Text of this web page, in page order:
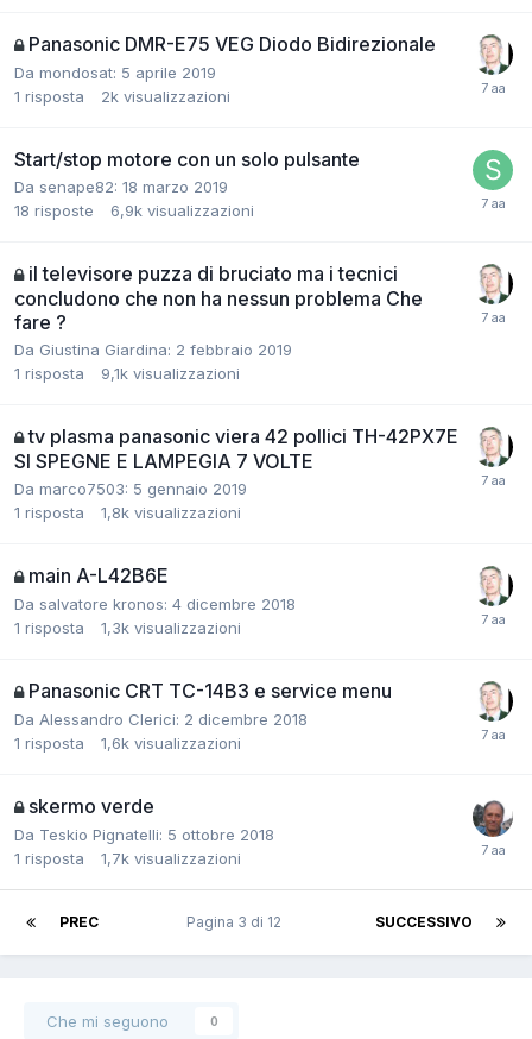
Panasonic DMR-E75 VEG Diodo Bidirezionale
Da mondosat: 5 aprile 2019
1 risposta 2k visualizzazioni
Start/stop motore con un solo pulsante
Da senape82: 18 marzo 2019
18 risposte 6,9k visualizzazioni
il televisore puzza di bruciato ma i tecnici
concludono che non ha nessun problema Che
fare ?
Da Giustina Giardina: 2 febbraio 2019
1 risposta 9,1k visualizzazioni
tv plasma panasonic viera 42 pollici TH-42PX7E
SI SPEGNE E LAMPEGIA 7 VOLTE
Da marco7503: 5 gennaio 2019
1 risposta 1,8k visualizzazioni
main A-L42B6E
Da salvatore kronos: 4 dicembre 2018
1 risposta 1,3k visualizzazioni
Panasonic CRT TC-14B3 e service menu
Da Alessandro Clerici: 2 dicembre 2018
1 risposta 1,6k visualizzazioni
skermo verde
Da Teskio Pignatelli: 5 ottobre 2018
1 risposta 1,7k visualizzazioni
PREC SUCCESSIVO
Pagina 3 di 12
Che mi seguono 0